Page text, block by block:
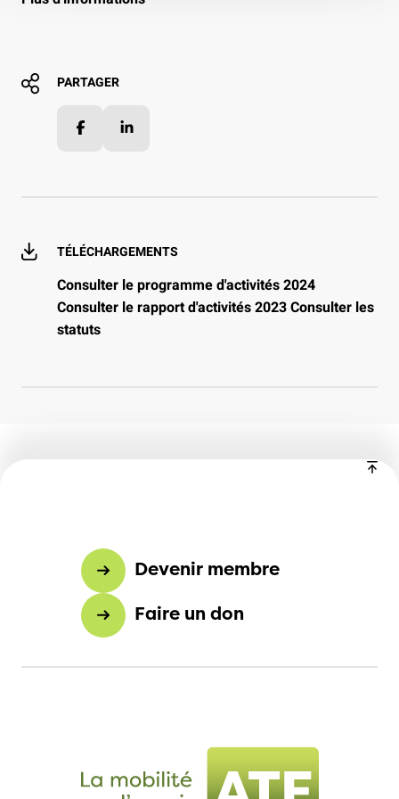
PARTAGER
Facebook
TÉLÉCHARGEMENTS
Consulter le programme d'activités 2024
Consulter le rapport d'activités 2023Consulter les
statuts
Devenir membre
Faire un don